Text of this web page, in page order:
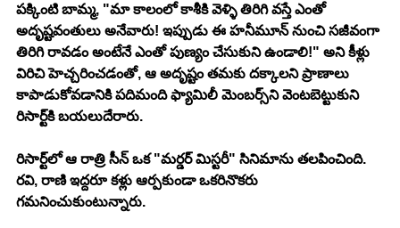
పక్కింటి బామ్మ, "మా కాలంలో కాశీకి వెళ్ళి తిరిగి వస్తే ఎంతో
అదృష్టవంతులు అనేవారు! ఇప్పుడు ఈ హనీమూన్ నుంచి సజీవంగా
తిరిగి రావడం అంటేనే ఎంతో పుణ్యం చేసుకుని ఉండాలి!" అని కీళ్లు
విరిచి హెచ్చరించడంతో, ఆ అదృష్టం తమకు దక్కాలని ప్రాణాలు
కాపాడుకోవడానికి పదిమంది ఫ్యామిలీ మెంబర్స్‌ని వెంటబెట్టుకుని
రిసార్ట్‌కి బయలుదేరారు.
రిసార్ట్‌లో ఆ రాత్రి సీన్ ఒక "మర్డర్ మిస్టరీ" సినిమాను తలపించింది.
రవి, రాణి ఇద్దరూ కళ్లు ఆర్పకుండా ఒకరినొకరు
గమనించుకుంటున్నారు.